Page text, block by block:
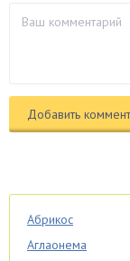
Абрикос
Аглаонема